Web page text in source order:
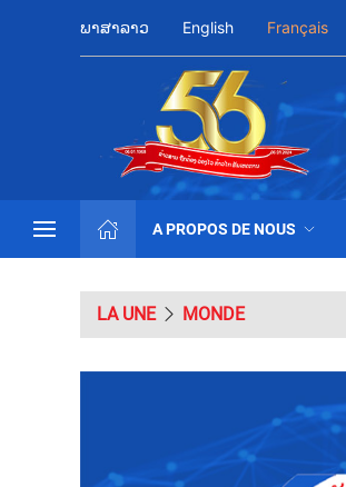
ພາສາລາວ English Français
A PROPOS DE NOUS
LA UNE MONDE